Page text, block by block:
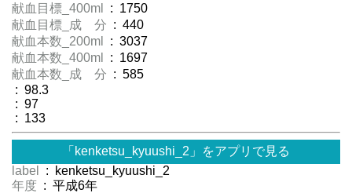
献血目標_400ml
: 1750
献血目標_成 分 : 440
献血本数_200ml
: 3037
献血本数_400ml
: 1697
献血本数_成 分 : 585
: 98.3
: 97
: 133
「kenketsu_kyuushi_2」をアプリで見る
label
: kenketsu_kyuushi_2
年度 : 平成6年